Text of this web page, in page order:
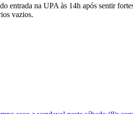
entrada na UPA às 14h após sentir
vazios.